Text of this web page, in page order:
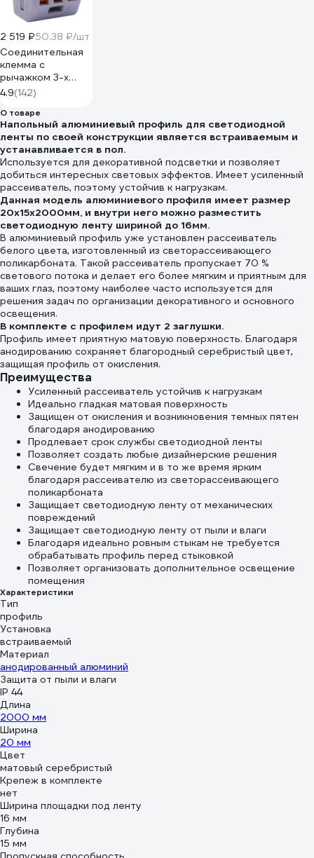
2 519 ₽50.38 ₽/шт
Соединительная
клемма с
рычажком 3-х
проводная WAGO,
0,08-2,5мм, 400В,
32А, без пасты, 50
шт. 2651 102651
ЦБ-00015780
4.9(142)
О товаре
Напольный алюминиевый профиль для светодиодной
ленты по своей конструкции является встраиваемым и
устанавливается в пол.
Используется для декоративной подсветки и позволяет
добиться интересных световых эффектов. Имеет усиленный
рассеиватель, поэтому устойчив к нагрузкам.
Данная модель алюминиевого профиля имеет размер
20х15х2000мм, и внутри него можно разместить
светодиодную ленту шириной до 16мм.
В алюминиевый профиль уже установлен рассеиватель
белого цвета, изготовленный из светорассеивающего
поликарбоната. Такой рассеиватель пропускает 70 %
светового потока и делает его более мягким и приятным для
ваших глаз, поэтому наиболее часто используется для
решения задач по организации декоративного и основного
освещения.
В комплекте с профилем идут 2 заглушки.
Профиль имеет приятную матовую поверхность. Благодаря
анодированию сохраняет благородный серебристый цвет,
защищая профиль от окисления.
Преимущества
Усиленный рассеиватель устойчив к нагрузкам
Идеально гладкая матовая поверхность
Защищен от окисления и возникновения темных пятен
благодаря анодированию
Продлевает срок службы светодиодной ленты
Позволяет создать любые дизайнерские решения
Свечение будет мягким и в то же время ярким
благодаря рассеивателю из светорассеивающего
поликарбоната
Защищает светодиодную ленту от механических
повреждений
Защищает светодиодную ленту от пыли и влаги
Благодаря идеально ровным стыкам не требуется
обрабатывать профиль перед стыковкой
Позволяет организовать дополнительное освещение
помещения
Характеристики
Тип
профиль
Установка
встраиваемый
Материал
анодированный алюминий
Защита от пыли и влаги
IP 44
Длина
2000 мм
Ширина
20 мм
Цвет
матовый серебристый
Крепеж в комплекте
нет
Ширина площадки под ленту
16 мм
Глубина
15 мм